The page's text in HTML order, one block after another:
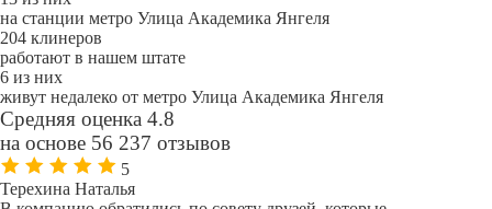
на станции метро Улица Академика Янгеля
204 клинеров
работают в нашем штате
6 из них
живут недалеко от метро Улица Академика Янгеля
Средняя оценка 4.8
на основе 56 237 отзывов
5
Терехина Наталья